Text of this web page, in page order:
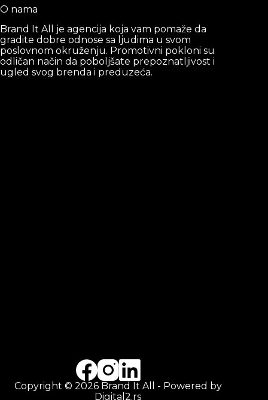
O nama
Brand It All je agencija koja vam pomaže da
gradite dobre odnose sa ljudima u svom
poslovnom okruženju. Promotivni pokloni su
odličan način da poboljšate prepoznatljivost i
ugled svog brenda i preduzeća.
Copyright © 2026 Brand It All - Powered by
Digital2.rs